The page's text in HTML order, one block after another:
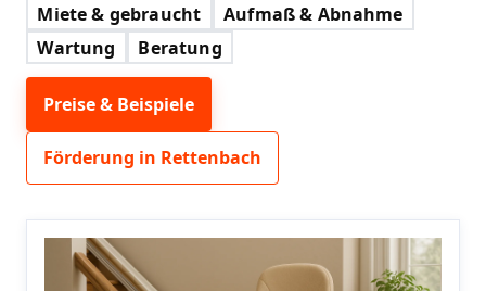
Miete & gebraucht
Aufmaß & Abnahme
Wartung
Beratung
Preise & Beispiele
Förderung in Rettenbach